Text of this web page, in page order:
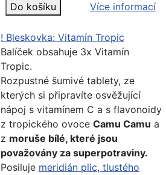
Do košíku Více informací
! Bleskovka: Vitamín Tropic
Balíček obsahuje 3x Vitamín
Tropic.
Rozpustné šumivé tablety, ze
kterých si připravíte osvěžující
nápoj s vitamínem C a s flavonoidy
z tropického ovoce Camu Camu a
z moruše bílé, které jsou
považovány za superpotraviny.
Posiluje meridián plic, tlustého